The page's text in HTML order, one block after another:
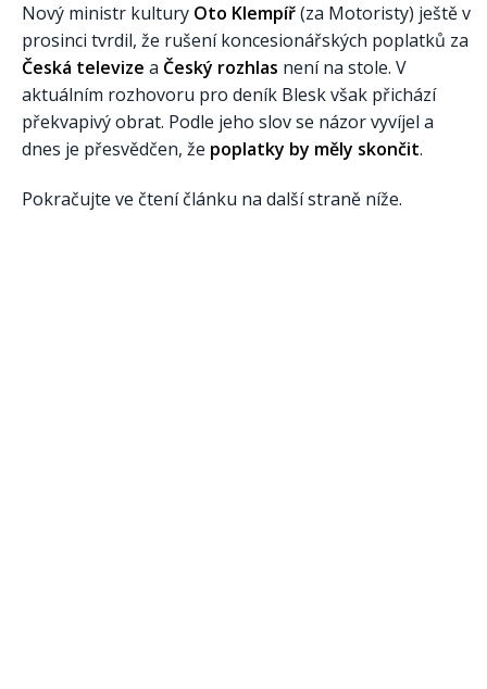
Nový ministr kultury Oto Klempíř(za Motoristy) ještě v
prosinci tvrdil, že rušení koncesionářských poplatků za
Česká televize a Český rozhlas není na stole. V
aktuálním rozhovoru pro deník Blesk však přichází
překvapivý obrat. Podle jeho slov se názor vyvíjel a
dnes je přesvědčen, že poplatky by měly skončit.
Pokračujte ve čtení článku na další straně níže.